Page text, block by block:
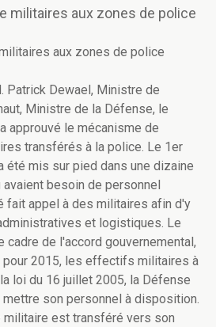
militaires aux zones de police
aux zones de police
Patrick Dewael, Ministre de
Ministre de la Défense, le
approuvé le mécanisme de
transférés à la police. Le 1er
été mis sur pied dans une dizaine
besoin de personnel
fait appel à des militaires afin d'y
et logistiques. Le
cadre de l'accord gouvernemental,
pour 2015, les effectifs militaires à
loi du 16 juillet 2005, la Défense
mettre son personnel à disposition.
est transféré vers son